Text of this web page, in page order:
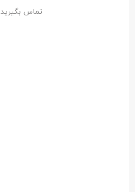
تماس بگیرید